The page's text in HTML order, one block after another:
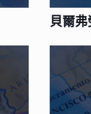
貝爾